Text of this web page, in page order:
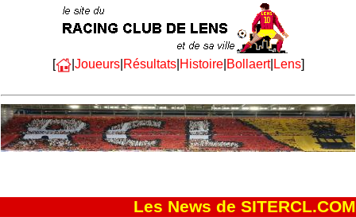
[ | Joueurs| Résultats| Histoire| Bollaert| Lens]
Les News de SITERCL.COM